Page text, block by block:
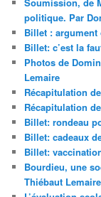
politique. Par
Billet :
Billet: c’est la
Photos de
Lemaire
Récapitulation
Récapitulation
Billet: rondeau
Billet: cadeaux
Billet:
Bourdieu, une
Thiébaut Lemaire